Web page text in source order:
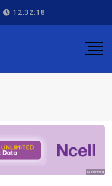
12:32:18
Sponsored